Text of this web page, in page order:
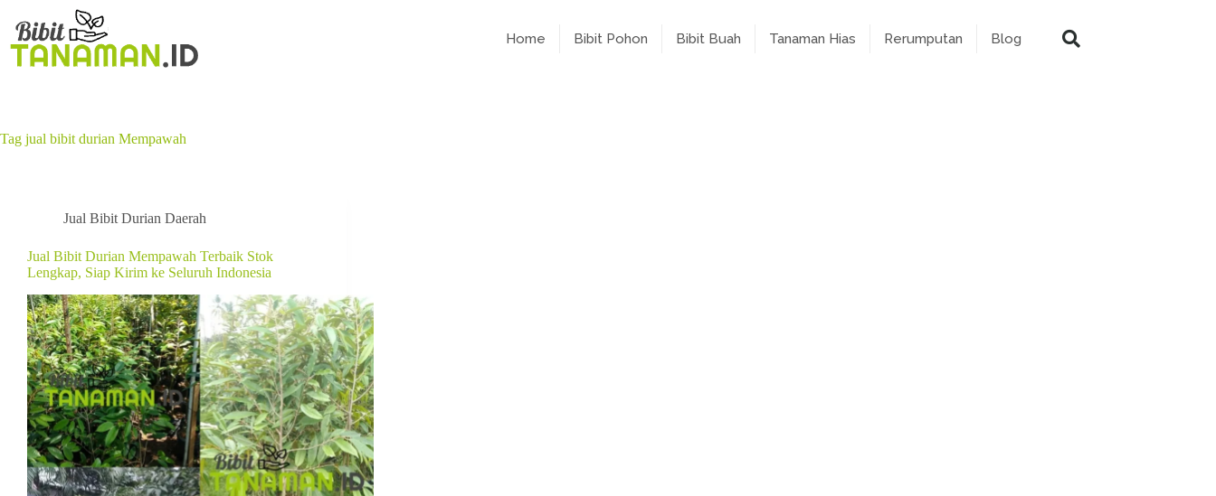
Home Bibit Pohon Bibit Buah Tanaman Hias Rerumputan Blog
Tag jual bibit durian Mempawah
Jual Bibit Durian Daerah
Jual Bibit Durian Mempawah Terbaik Stok
Lengkap, Siap Kirim ke Seluruh Indonesia